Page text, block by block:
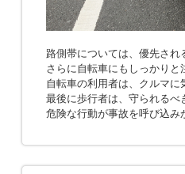
路側帯については、優先され
さらに自転車にもしっかりと
自転車の利用者は、クルマ
最後に歩行者は、守られるべ
危険な行動が事故を呼び込み